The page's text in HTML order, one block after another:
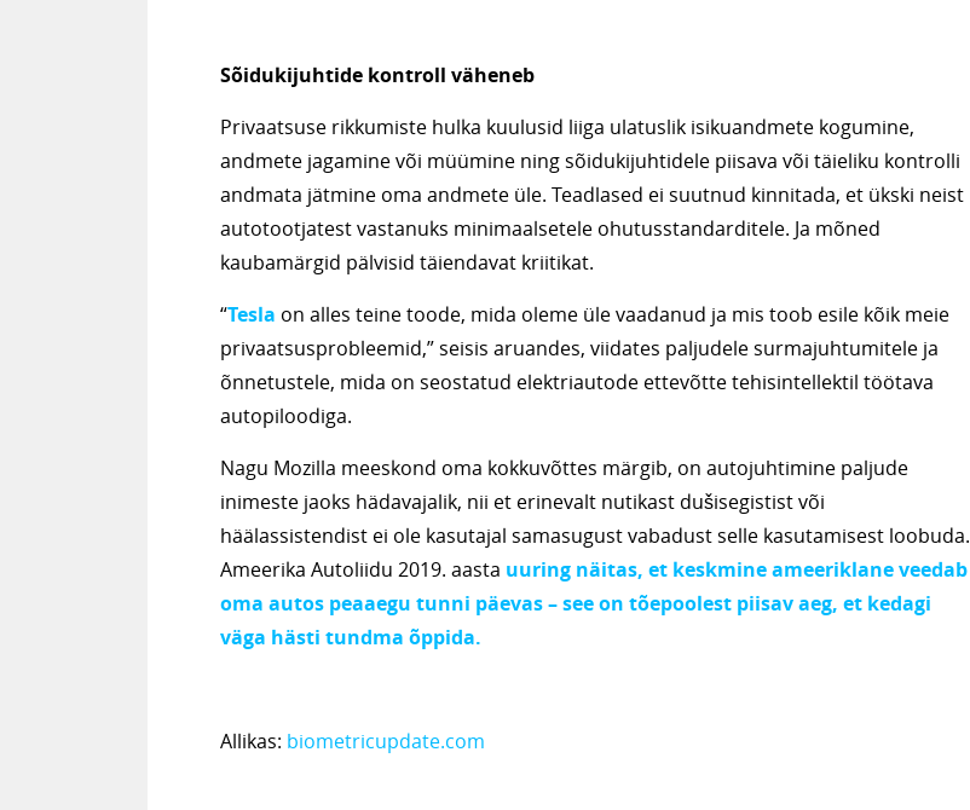
Sõidukijuhtide kontroll väheneb
Privaatsuse rikkumiste hulka kuulusid liiga ulatuslik isikuandmete kogumine,
andmete jagamine või müümine ning sõidukijuhtidele piisava või täieliku kontrolli
andmata jätmine oma andmete üle. Teadlased ei suutnud kinnitada, et ükski neist
autotootjatest vastanuks minimaalsetele ohutusstandarditele. Ja mõned
kaubamärgid pälvisid täiendavat kriitikat.
“Tesla on alles teine toode, mida oleme üle vaadanud ja mis toob esile kõik meie
privaatsusprobleemid,” seisis aruandes, viidates paljudele surmajuhtumitele ja
õnnetustele, mida on seostatud elektriautode ettevõtte tehisintellektil töötava
autopiloodiga.
Nagu Mozilla meeskond oma kokkuvõttes märgib, on autojuhtimine paljude
inimeste jaoks hädavajalik, nii et erinevalt nutikast dušisegistist või
häälassistendist ei ole kasutajal samasugust vabadust selle kasutamisest loobuda.
Ameerika Autoliidu 2019. aasta uuring näitas, et keskmine ameeriklane veedab
oma autos peaaegu tunni päevas – see on tõepoolest piisav aeg, et kedagi
väga hästi tundma õppida.
Allikas: biometricupdate.com